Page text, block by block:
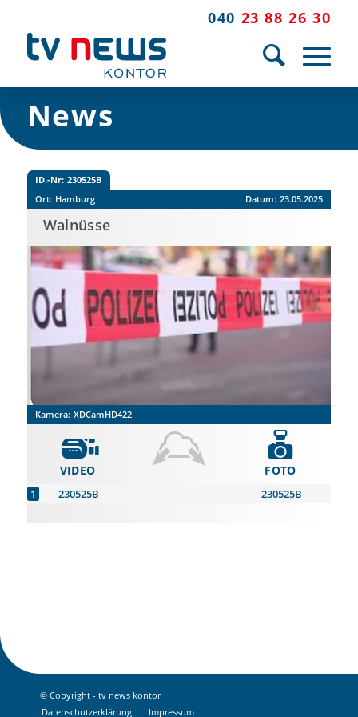
040 23 88 26 30
News
ID.-Nr: 230525B
Ort: Hamburg Datum: 23.05.2025
Walnüsse
Kamera: XDCamHD422
VIDEO
230525B
FOTO
230525B
© Copyright - tv news kontor
Datenschutz­erklärung
Impressum